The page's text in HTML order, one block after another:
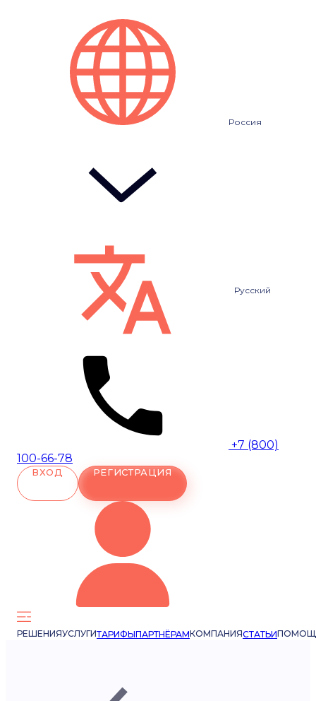
Россия
Русский
+7 (800)
100-66-78
ВХОД РЕГИСТРАЦИЯ
РЕШЕНИЯУСЛУГИТАРИФЫПАРТНЁРАМКОМПАНИЯСТАТЬИ